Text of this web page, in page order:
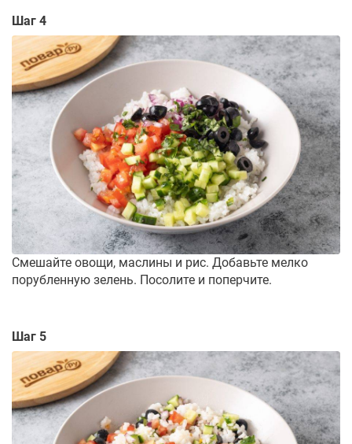
Шаг 4
Смешайте овощи, маслины и рис. Добавьте мелко
порубленную зелень. Посолите и поперчите.
Шаг 5